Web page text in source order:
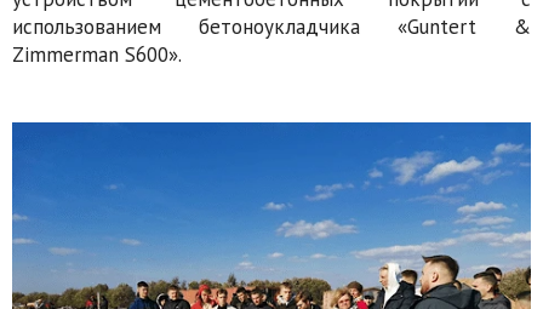
использованием бетоноукладчика «Guntert &
Zimmerman S600».